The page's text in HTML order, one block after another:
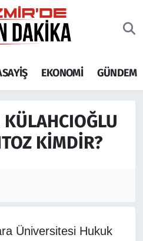
EKONOMİ GÜNDEM
KIMDIR?
Üniversitesi Hukuk
Haritası